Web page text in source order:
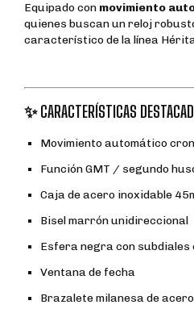
Equipado con movimiento
quienes buscan un reloj
característico de la línea
✨ CARACTERÍSTICAS
Movimiento automático
Función GMT / segundo
Caja de acero inoxidable
Bisel marrón unidireccional
Esfera negra con
Ventana de fecha
Brazalete milanesa de acero